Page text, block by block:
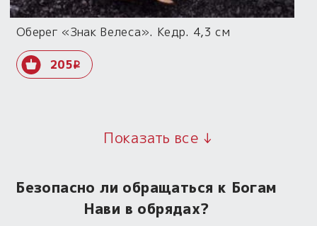
Оберег «Знак Велеса». Кедр. 4,3 см
205i
Показать все ↓
Безопасно ли обращаться к Богам
Нави в обрядах?